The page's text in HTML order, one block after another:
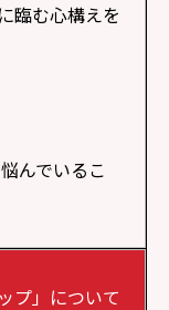
臨む心構えを
んでいるこ
と
プ」について